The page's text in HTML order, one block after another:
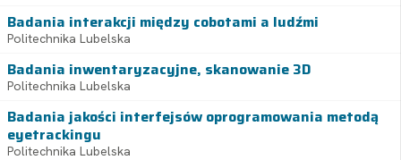
Badania interakcji między cobotami a ludźmi
Politechnika Lubelska
Badania inwentaryzacyjne, skanowanie 3D
Politechnika Lubelska
Badania jakości interfejsów oprogramowania metodą
eyetrackingu
Politechnika Lubelska